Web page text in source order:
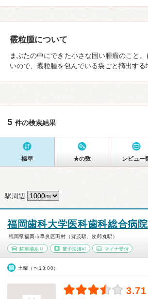
霰粒腫について
まぶたの中にできた小さな固い腫瘤のこと
いので、霰粒腫を包んでいる袋ごと摘出する
5 件の検索結果
標準 ★の数 レビュー
駅周辺
福岡歯科大学医科歯科総合病院
福岡県福岡市早良区田村（賀茂駅、次郎丸駅）
駐車場あり 電子決済可 マイナ受付
土曜（〜13:00）
3.71